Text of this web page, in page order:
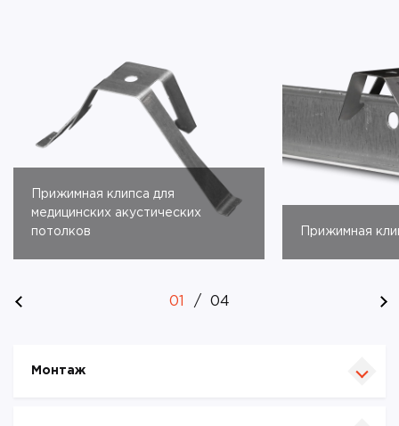
Прижимная клипса для
медицинских акустических
потолков
Прижимная
01 / 04
Монтаж